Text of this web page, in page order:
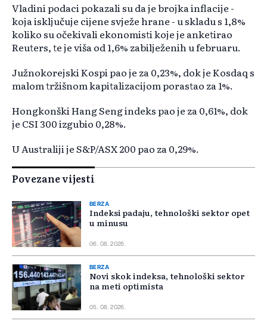
Vladini podaci pokazali su da je brojka inflacije -
koja isključuje cijene svježe hrane - u skladu s 1,8%
koliko su očekivali ekonomisti koje je anketirao
Reuters, te je viša od 1,6% zabilježenih u februaru.
Južnokorejski Kospi pao je za 0,23%, dok je Kosdaq s
malom tržišnom kapitalizacijom porastao za 1%.
Hongkonški Hang Seng indeks pao je za 0,61%, dok
je CSI 300 izgubio 0,28%.
U Australiji je S&P/ASX 200 pao za 0,29%.
Povezane vijesti
BERZA
Indeksi padaju, tehnološki sektor opet
u minusu
06. 08. 2026.
BERZA
Novi skok indeksa, tehnološki sektor
na meti optimista
05. 08. 2026.